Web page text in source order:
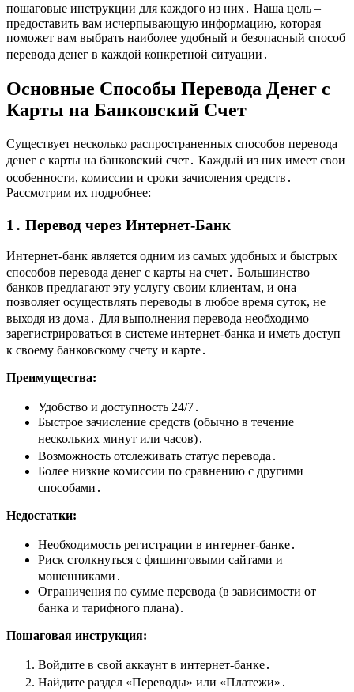
пошаговые инструкции для каждого из них․ Наша цель ‒
предоставить вам исчерпывающую информацию, которая
поможет вам выбрать наиболее удобный и безопасный способ
перевода денег в каждой конкретной ситуации․
Основные Способы Перевода Денег с
Карты на Банковский Счет
Существует несколько распространенных способов перевода
денег с карты на банковский счет․ Каждый из них имеет свои
особенности, комиссии и сроки зачисления средств․
Рассмотрим их подробнее:
1․ Перевод через Интернет-Банк
Интернет-банк является одним из самых удобных и быстрых
способов перевода денег с карты на счет․ Большинство
банков предлагают эту услугу своим клиентам, и она
позволяет осуществлять переводы в любое время суток, не
выходя из дома․ Для выполнения перевода необходимо
зарегистрироваться в системе интернет-банка и иметь доступ
к своему банковскому счету и карте․
Преимущества:
Удобство и доступность 24/7․
Быстрое зачисление средств (обычно в течение
нескольких минут или часов)․
Возможность отслеживать статус перевода․
Более низкие комиссии по сравнению с другими
способами․
Недостатки:
Необходимость регистрации в интернет-банке․
Риск столкнуться с фишинговыми сайтами и
мошенниками․
Ограничения по сумме перевода (в зависимости от
банка и тарифного плана)․
Пошаговая инструкция:
Войдите в свой аккаунт в интернет-банке․
Найдите раздел «Переводы» или «Платежи»․